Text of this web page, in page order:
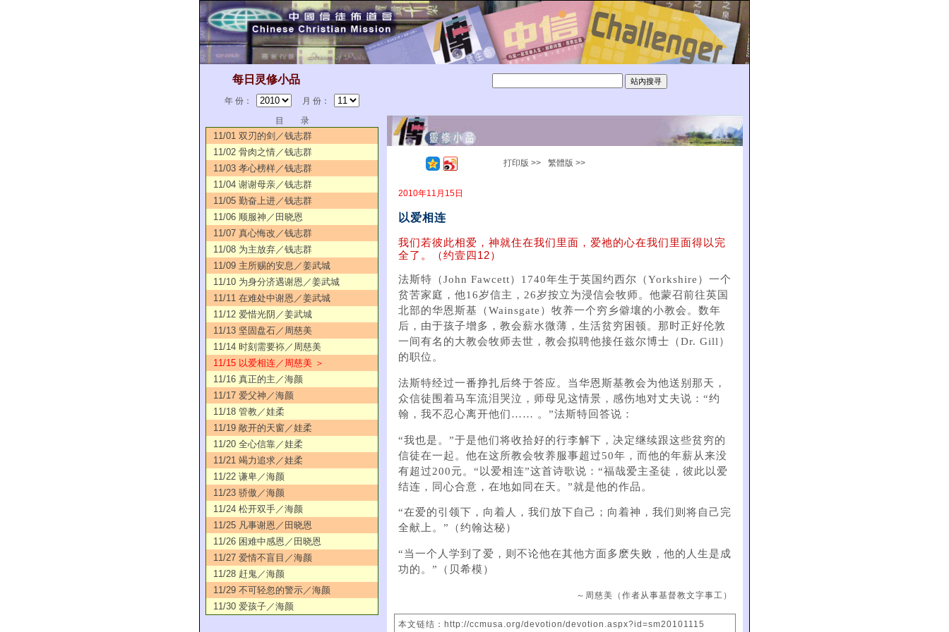
每日灵修小品
年 份：
月 份：
目 录
11/01 双刃的剑／钱志群
11/02 骨肉之情／钱志群
11/03 孝心榜样／钱志群
11/04 谢谢母亲／钱志群
11/05 勤奋上进／钱志群
11/06 顺服神／田晓恩
11/07 真心悔改／钱志群
11/08 为主放弃／钱志群
11/09 主所赐的安息／姜武城
11/10 为身分济遇谢恩／姜武城
11/11 在难处中谢恩／姜武城
11/12 爱惜光阴／姜武城
11/13 坚固盘石／周慈美
11/14 时刻需要袮／周慈美
11/15 以爱相连／周慈美 ＞
11/16 真正的主／海颜
11/17 爱父神／海颜
11/18 管教／娃柔
11/19 敞开的天窗／娃柔
11/20 全心信靠／娃柔
11/21 竭力追求／娃柔
11/22 谦卑／海颜
11/23 骄傲／海颜
11/24 松开双手／海颜
11/25 凡事谢恩／田晓恩
11/26 困难中感恩／田晓恩
11/27 爱情不盲目／海颜
11/28 赶鬼／海颜
11/29 不可轻忽的警示／海颜
11/30 爱孩子／海颜
打印版 >> 繁體版 >>
2010年11月15日
以爱相连
我们若彼此相爱，神就住在我们里面，爱祂的心在我们里面得以完
全了。（约壹四12）
法斯特（John Fawcett）1740年生于英国约西尔（Yorkshire）一个
贫苦家庭，他16岁信主，26岁按立为浸信会牧师。他蒙召前往英国
北部的华恩斯基（Wainsgate）牧养一个穷乡僻壤的小教会。数年
后，由于孩子增多，教会薪水微薄，生活贫穷困顿。那时正好伦敦
一间有名的大教会牧师去世，教会拟聘他接任兹尔博士（Dr. Gill）
的职位。
法斯特经过一番挣扎后终于答应。当华恩斯基教会为他送别那天，
众信徒围着马车流泪哭泣，师母见这情景，感伤地对丈夫说：“约
翰，我不忍心离开他们…… 。”法斯特回答说：
“我也是。”于是他们将收拾好的行李解下，决定继续跟这些贫穷的
信徒在一起。他在这所教会牧养服事超过50年，而他的年薪从来没
有超过200元。“以爱相连”这首诗歌说：“福哉爱主圣徒，彼此以爱
结连，同心合意，在地如同在天。”就是他的作品。
“在爱的引领下，向着人，我们放下自己；向着神，我们则将自己完
全献上。”（约翰达秘）
“当一个人学到了爱，则不论他在其他方面多麽失败，他的人生是成
功的。”（贝希模）
～周慈美（作者从事基督教文字事工）
本文链结：http://ccmusa.org/devotion/devotion.aspx?id=sm20101115